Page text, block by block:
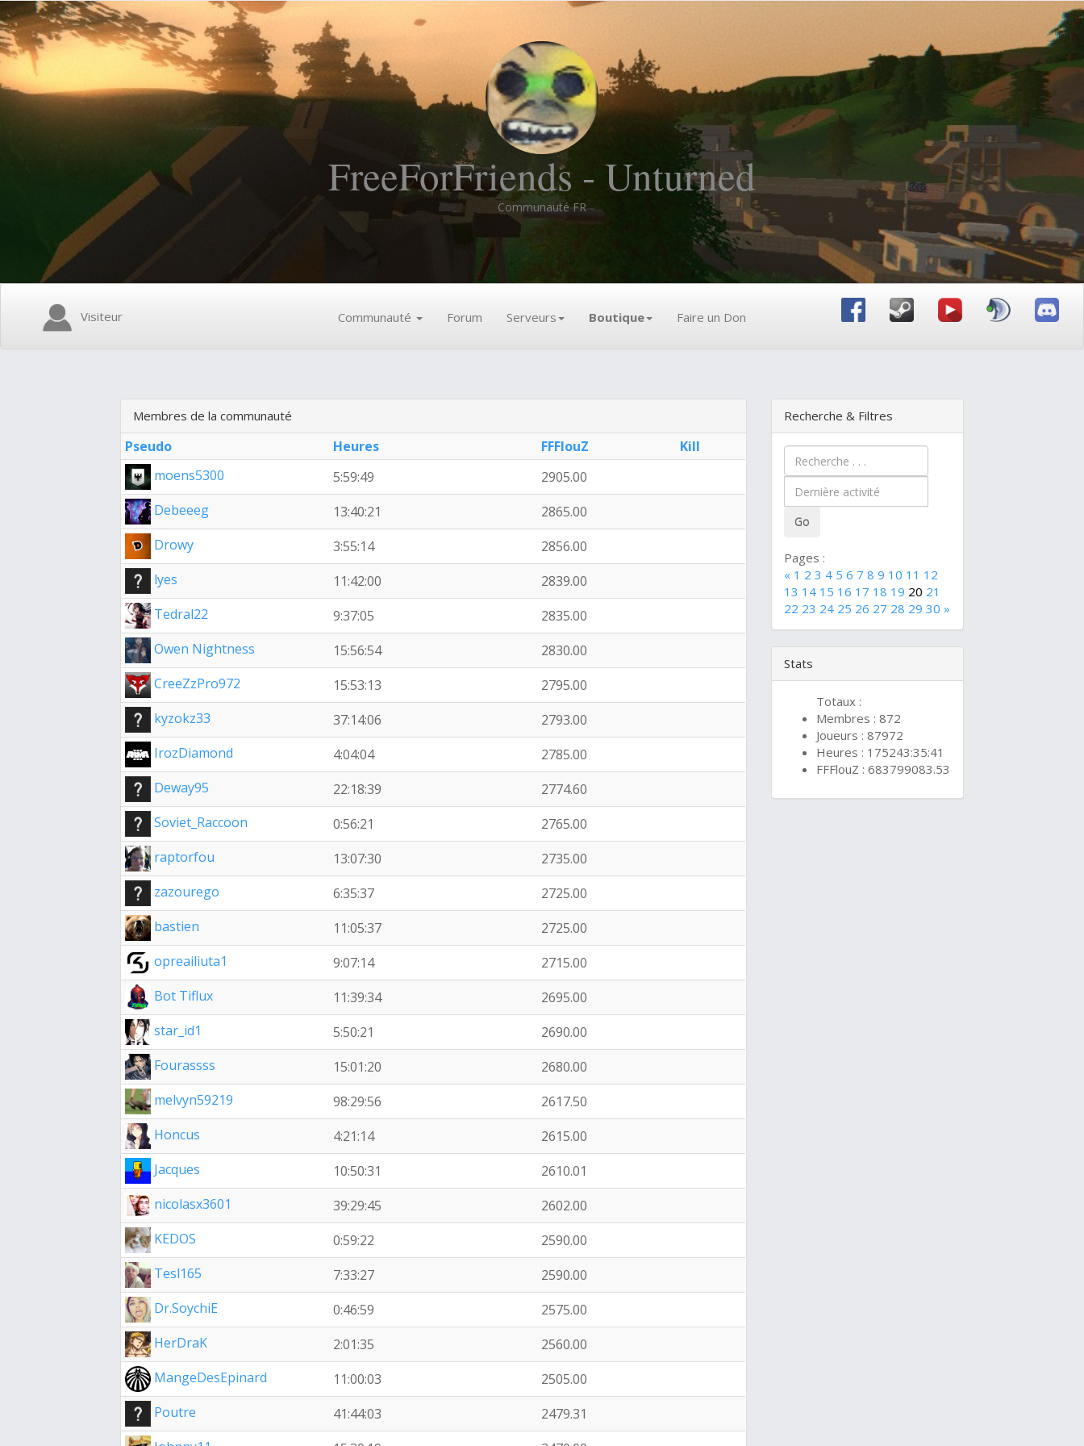
FreeForFriends - Unturned
Communauté FR
Visiteur Communauté Forum Serveurs Boutique Faire un Don
Membres de la communauté
Pseudo Heures FFFlouZ
Kill
moens5300
5:59:49
2905.00
Debeeeg
13:40:21
2865.00
Drowy
3:55:14
2856.00
lyes
11:42:00
2839.00
Tedral22
9:37:05
2835.00
Owen Nightness
15:56:54
2830.00
CreeZzPro972
15:53:13
2795.00
kyzokz33
37:14:06
2793.00
IrozDiamond
4:04:04
2785.00
Deway95
22:18:39
2774.60
Soviet_Raccoon
0:56:21
2765.00
raptorfou
13:07:30
2735.00
zazourego
6:35:37
2725.00
bastien
11:05:37
2725.00
opreailiuta1
9:07:14
2715.00
Bot Tiflux
11:39:34
2695.00
star_id1
5:50:21
2690.00
Fourassss
15:01:20
2680.00
melvyn59219
98:29:56
2617.50
Honcus
4:21:14
2615.00
Jacques
10:50:31
2610.01
nicolasx3601
39:29:45
2602.00
KEDOS
0:59:22
2590.00
Tesl165
7:33:27
2590.00
Dr.SoychiE
0:46:59
2575.00
HerDraK
2:01:35
2560.00
MangeDesEpinard
11:00:03
2505.00
Poutre
41:44:03
2479.31
Recherche & Filtres
Pages :
« 1 2 3 4 5 6 7 8 9 10 11 12
13 14 15 16 17 18 19 20 21
22 23 24 25 26 27 28 29 30 »
Stats
Totaux :
Membres : 872
Joueurs : 87972
Heures : 175243:35:41
FFFlouZ : 683799083.53